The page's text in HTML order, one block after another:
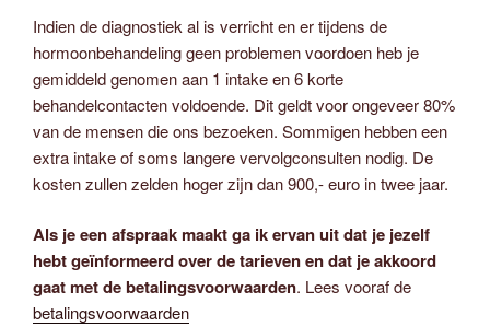
Indien de diagnostiek al is verricht en er tijdens de
hormoonbehandeling geen problemen voordoen heb je
gemiddeld genomen aan 1 intake en 6 korte
behandelcontacten voldoende. Dit geldt voor ongeveer 80%
van de mensen die ons bezoeken. Sommigen hebben een
extra intake of soms langere vervolgconsulten nodig. De
kosten zullen zelden hoger zijn dan 900,- euro in twee jaar.
Als je een afspraak maakt ga ik ervan uit dat je jezelf
hebt geïnformeerd over de tarieven en dat je akkoord
gaat met de betalingsvoorwaarden. Lees vooraf de
betalingsvoorwaarden